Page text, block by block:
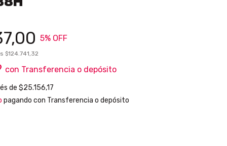
5% OFF
$124.741,32
con Transferencia o depósito
de $25.156,17
pagando con Transferencia o depósito